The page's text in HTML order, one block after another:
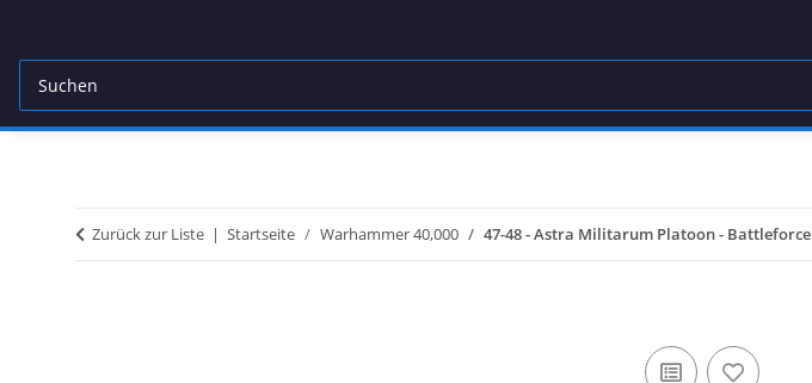
Zurück zur Liste Startseite Warhammer 40,000 47-48 - Astra Militarum Platoon - Battleforce